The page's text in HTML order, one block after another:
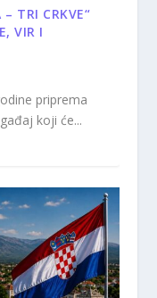
– TRI CRKVE“
VIR I
priprema
koji će...